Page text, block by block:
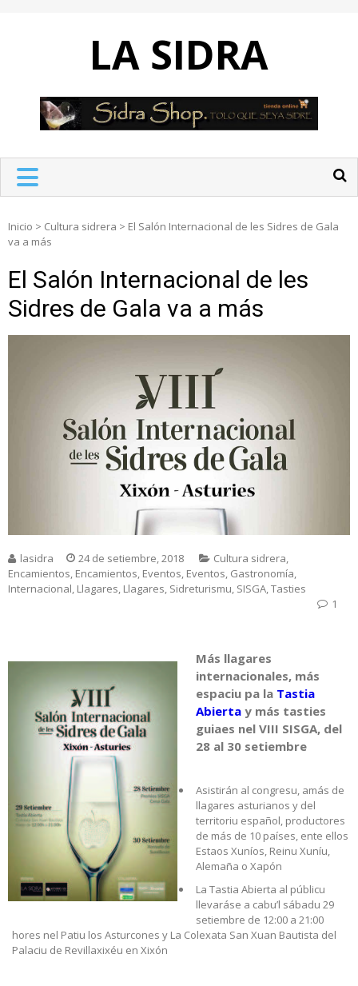
LA SIDRA
Inicio > Cultura sidrera > El Salón Internacional de les Sidres de Gala
va a más
El Salón Internacional de les
Sidres de Gala va a más
lasidra 24 de setiembre, 2018 Cultura sidrera,
Encamientos, Encamientos, Eventos, Eventos, Gastronomía,
Internacional, Llagares, Llagares, Sidreturismu, SISGA,Tasties
1
Más llagares
internacionales, más
espaciu pa la Tastia
Abiertay más tasties
guiaes nel VIII SISGA, del
28 al 30 setiembre
Asistirán al congresu, amás de
llagares asturianos y del
territoriu español, productores
de más de 10 países, ente ellos
Estaos Xuníos, Reinu Xuníu,
Alemaña o Xapón
La Tastia Abierta al públicu
llevaráse a cabu’l sábadu 29
setiembre de 12:00 a 21:00
hores nel Patiu los Asturcones y La Colexata San Xuan Bautista del
Palaciu de Revillaxixéu en Xixón